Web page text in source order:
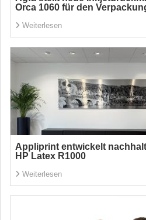
Orca 1060 für den
Weiterlesen
Appliprint entwickelt
HP Latex R1000
Weiterlesen